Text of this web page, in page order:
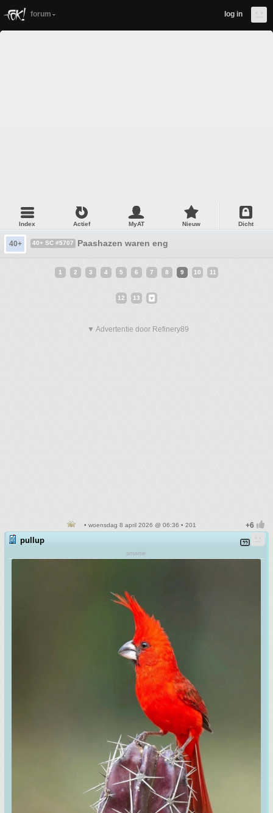
forum log in
Index Actief MyAT Nieuw Dicht
40+ 40+ SC #5707 Paashazen waren eng
1 2 3 4 5 6 7 8 9 10 11
12 13
▼ Advertentie door Refinery89
• woensdag 8 april 2026 @ 06:36 • 201
pullup
smartie